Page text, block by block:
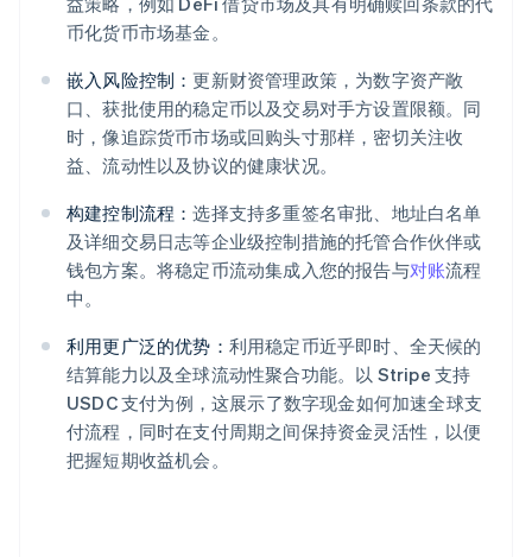
币化货币市场基金。
嵌入风险控制：更新财资管理政策，为数字资产敞
口、获批使用的稳定币以及交易对手方设置限额。同
时，像追踪货币市场或回购头寸那样，密切关注收
益、流动性以及协议的健康状况。
构建控制流程：选择支持多重签名审批、地址白名单
及详细交易日志等企业级控制措施的托管合作伙伴或
钱包方案。将稳定币流动集成入您的报告与对账流程
中。
利用更广泛的优势： 利用稳定币近乎即时、全天候的
结算能力以及全球流动性聚合功能。以 Stripe 支持
USDC 支付为例，这展示了数字现金如何加速全球支
付流程，同时在支付周期之间保持资金灵活性，以便
把握短期收益机会。